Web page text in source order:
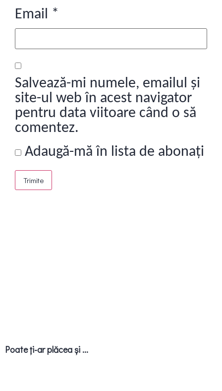
Email *
Salvează-mi numele, emailul și
site-ul web în acest navigator
pentru data viitoare când o să
comentez.
Adaugă-mă în lista de abonați
Poate ți-ar plăcea și ...